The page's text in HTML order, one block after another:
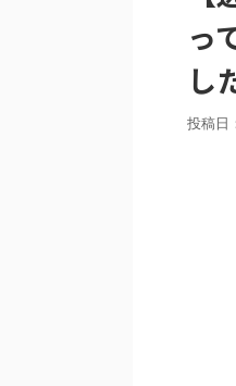
っ
し
投稿日